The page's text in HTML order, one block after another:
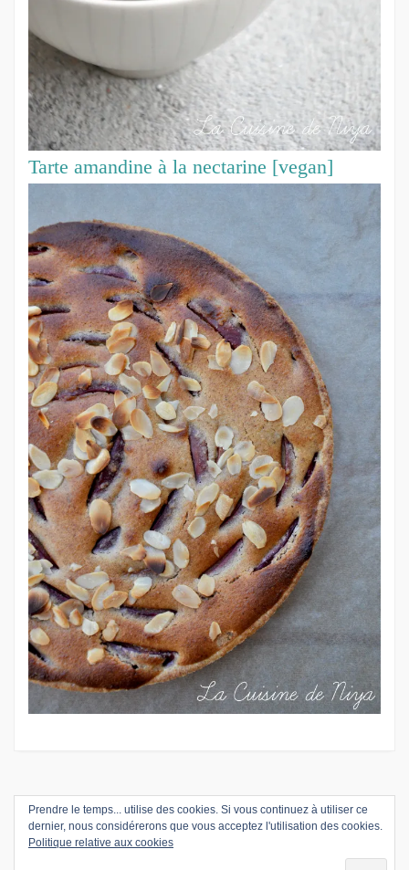
Tarte amandine à la nectarine [vegan]
COPYRIGHT © 2026 PRENDRE LE TEMPS…. TOUS DROITS
RÉSERVÉS.
Prendre le temps... utilise des cookies. Si vous continuez à utiliser ce
dernier, nous considérerons que vous acceptez l'utilisation des cookies.
Politique relative aux cookies